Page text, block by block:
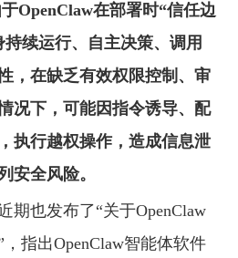
OpenClaw在部署时“信任边
续运行、自主决策、调用
，在缺乏有效权限控制、审
况下，可能因指令诱导、配
执行越权操作，造成信息泄
安全风险。
期也发布了“关于OpenClaw
指出OpenClaw智能体软件